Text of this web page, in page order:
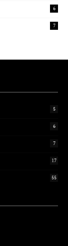
6
7
5
6
7
17
55